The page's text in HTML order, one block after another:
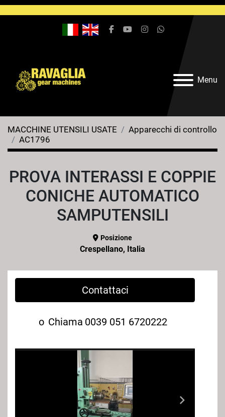
Menu
facebookyoutubeinstagramwhatsapp
MACCHINE UTENSILI USATE
Apparecchi di controllo
AC1796
PROVA INTERASSI E COPPIE
CONICHE AUTOMATICO
SAMPUTENSILI
Posizione
Crespellano, Italia
Contattaci
o Chiama 0039 051 6720222